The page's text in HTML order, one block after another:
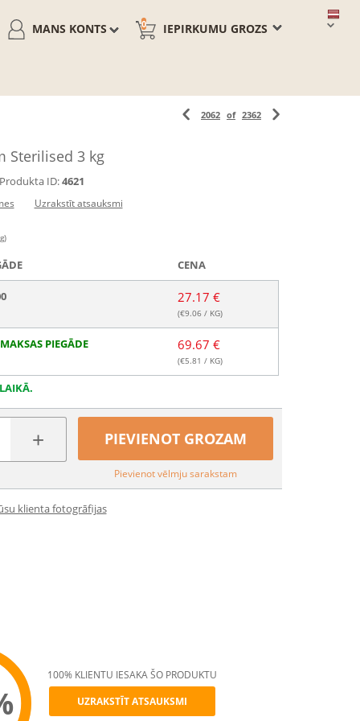
IEPIRKUMU GROZS
0
MANS KONTS
2062 of 2362
Sterilised 3 kg
Produkta ID:4621
Uzrakstīt atsauksmi
CENA
27.17 €
(€9.06 / KG)
PIEGĀDE 69.67 €
(€5.81 / KG)
+ PIEVIENOT GROZAM
Pievienot vēlmju sarakstam
klienta fotogrāfijas
100% KLIENTU IESAKA ŠO PRODUKTU
UZRAKSTĪT ATSAUKSMI